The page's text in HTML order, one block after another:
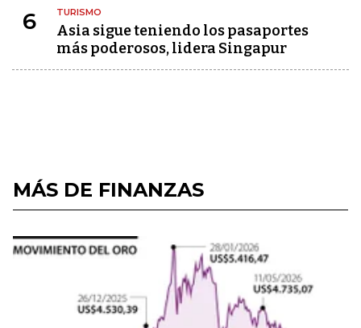
6 TURISMO
Asia sigue teniendo los pasaportes
más poderosos, lidera Singapur
MÁS DE FINANZAS